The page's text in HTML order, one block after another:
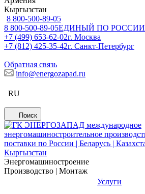
Кыргызстан
8 800-500-89-05
8 800-500-89-05ЕДИНЫЙ ПО РОССИИ
+7 (499) 653-62-02г. Москва
+7 (812) 425-35-42г. Санкт-Петербург
Обратная связь
info@energozapad.ru
RU
Поиск
Энергомашиностроение
Производство | Монтаж
Услуги